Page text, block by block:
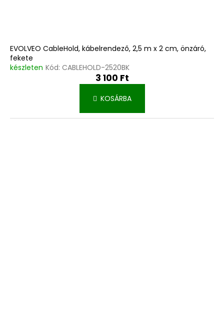
EVOLVEO CableHold, kábelrendező, 2,5 m x 2 cm, önzáró,
fekete
készleten Kód: CABLEHOLD-2520BK
3 100 Ft
KOSÁRBA